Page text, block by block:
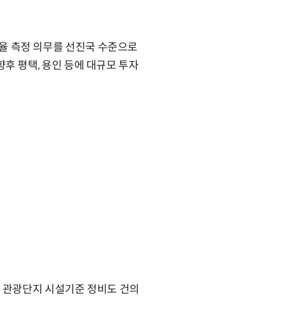
측정 의무를 선진국 수준으로
평택, 용인 등에 대규모 투자
광단지 시설기준 정비도 건의